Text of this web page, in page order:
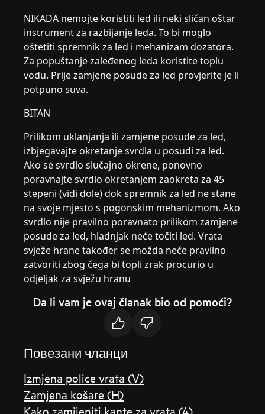
NIKADA nemojte koristiti led ili neki sličan oštar
instrument za razbijanje leda. To bi moglo
oštetiti spremnik za led i mehanizam dozatora.
Za popuštanje zaleđenog leda koristite toplu
vodu. Prije zamjene posude za led provjerite je li
potpuno suva.
BITAN
Prilikom uklanjanja ili zamjene posude za led,
izbjegavajte okretanje svrdla u posudi za led.
Ako se svrdlo slučajno okrene, ponovno
poravnajte svrdlo okretanjem zaokreta za 45
stepeni (vidi dole) dok spremnik za led ne stane
na svoje mjesto s pogonskim mehanizmom. Ako
svrdlo nije pravilno poravnato prilikom zamjene
posude za led, hladnjak neće točiti led. Vrata
svježe hrane također se možda neće pravilno
zatvoriti zbog čega bi topli zrak procurio u
odjeljak za svježu hranu
Da li vam je ovaj članak bio od pomoći?
Повезани чланци
Izmjena police vrata (V)
Zamjena košare (H)
Kako zamijeniti kante za vrata (4)